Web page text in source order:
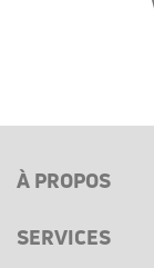
À PROPOS
SERVICES